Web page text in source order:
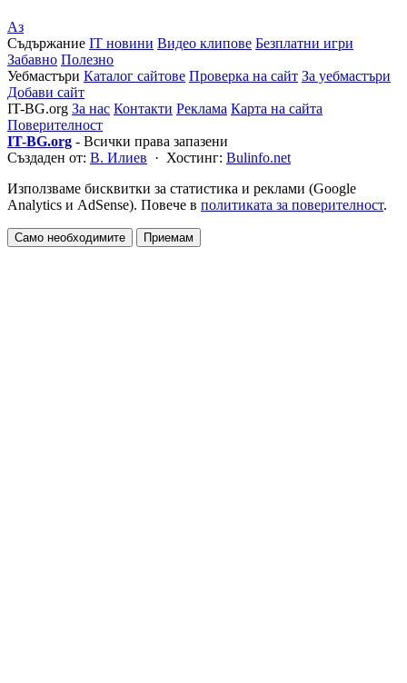
Аз
Съдържание IT новини Видео клипове Безплатни игри
Забавно Полезно
Уебмастъри Каталог сайтове Проверка на сайт За уебмастъри
Добави сайт
IT-BG.org За нас Контакти Реклама Карта на сайта
Поверителност
IT-BG.org - Всички права запазени
Създаден от: В. Илиев · Хостинг: Bulinfo.net
Използваме бисквитки за статистика и реклами (Google
Analytics и AdSense). Повече в политиката за поверителност.
Само необходимите Приемам